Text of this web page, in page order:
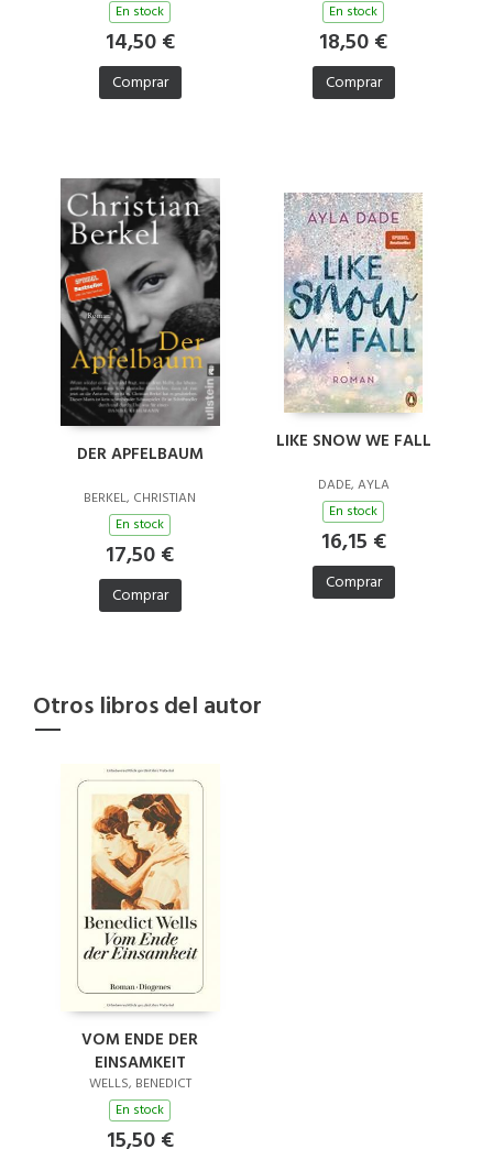
En stock
14,50 €
Comprar
En stock
18,50 €
Comprar
DER APFELBAUM
BERKEL, CHRISTIAN
En stock
17,50 €
Comprar
LIKE SNOW WE FALL
DADE, AYLA
En stock
16,15 €
Comprar
Otros libros del autor
VOM ENDE DER
EINSAMKEIT
WELLS, BENEDICT
En stock
15,50 €